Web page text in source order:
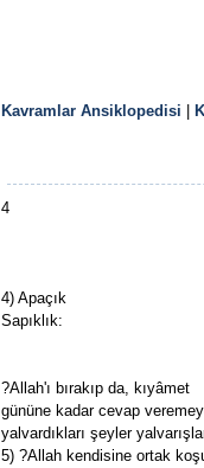
Kavramlar Ansiklopedisi
4
4) Apaçık
Sapıklık:
?Allah'ı bırakıp da, kıyâmet
gününe kadar cevap
yalvardıkları şeyler
5) ?Allah kendisine ortak